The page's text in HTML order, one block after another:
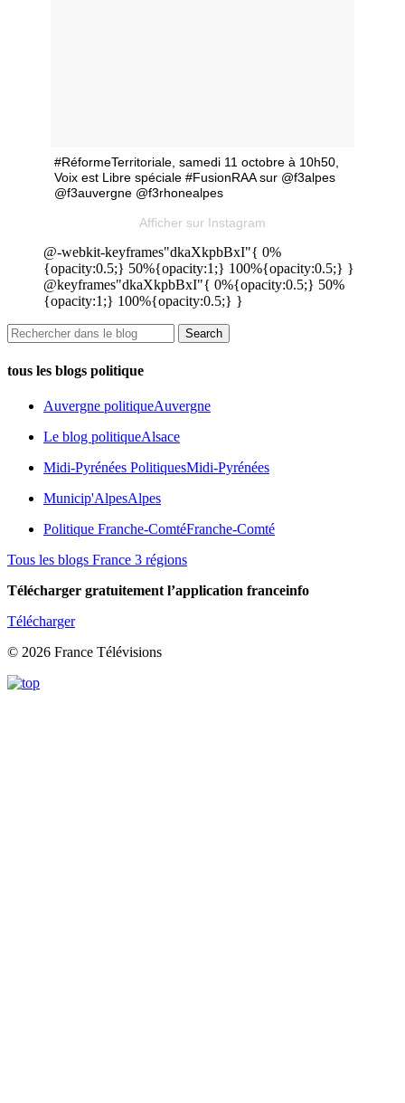
#RéformeTerritoriale, samedi 11 octobre à 10h50,
Voix est Libre spéciale #FusionRAA sur @f3alpes
@f3auvergne @f3rhonealpes
Afficher sur Instagram
@-webkit-keyframes"dkaXkpbBxI"{ 0%
{opacity:0.5;} 50%{opacity:1;} 100%{opacity:0.5;} }
@keyframes"dkaXkpbBxI"{ 0%{opacity:0.5;} 50%
{opacity:1;} 100%{opacity:0.5;} }
tous les blogs politique
Auvergne politiqueAuvergne
Le blog politiqueAlsace
Midi-Pyrénées PolitiquesMidi-Pyrénées
Municip'AlpesAlpes
Politique Franche-ComtéFranche-Comté
Tous les blogs France 3 régions
Télécharger gratuitement l’application franceinfo
Télécharger
© 2026 France Télévisions